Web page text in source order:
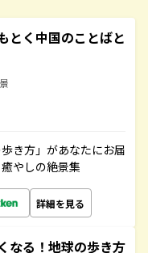
とく中国のことばと
き方」があなたにお届
やしの絶景集
詳細を見る
なる！地球の歩き方